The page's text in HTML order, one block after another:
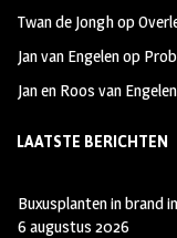
Twan de Jonghop
Jan van Engelenop
Jan en Roos van Engelen
LAATSTE BERICHTEN
Buxusplanten in brand
6 augustus 2026